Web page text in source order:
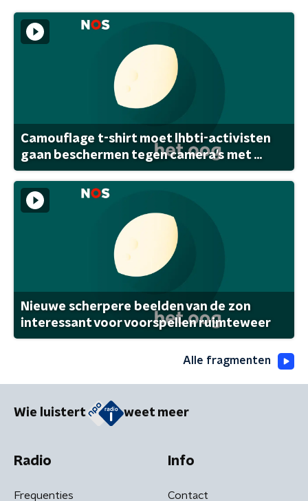
Camouflage t-shirt moet lhbti-activisten
gaan beschermen tegen camera's met ...
Nieuwe scherpere beelden van de zon
interessant voor voorspellen ruimteweer
Alle fragmenten
Wie luistert weet meer
Radio
Frequenties
Info
Contact